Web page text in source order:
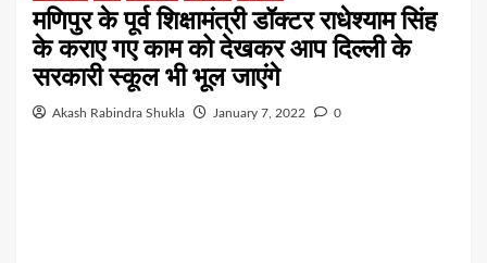
मणिपुर के पूर्व शिक्षामंत्री डॉक्टर राधेश्याम सिंह
के कराए गए काम को देखकर आप दिल्ली के
सरकारी स्कूल भी भूल जाएंगे
Akash Rabindra Shukla January 7, 2022 0